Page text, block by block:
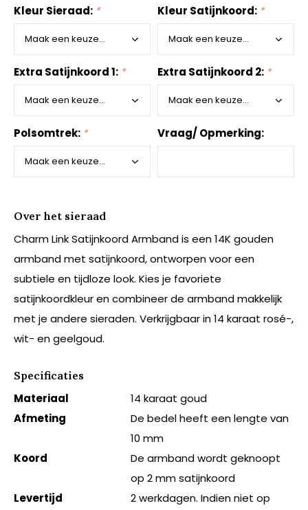
Kleur Sieraad: * Kleur Satijnkoord: *
Extra Satijnkoord 1: * Extra Satijnkoord 2: *
Polsomtrek: * Vraag/ Opmerking:
Over het sieraad
Charm Link Satijnkoord Armband is een 14K gouden
armband met satijnkoord, ontworpen voor een
subtiele en tijdloze look. Kies je favoriete
satijnkoordkleur en combineer de armband makkelijk
met je andere sieraden. Verkrijgbaar in 14 karaat rosé-,
wit- en geelgoud.
Specificaties
Materiaal
14 karaat goud
Afmeting
De bedel heeft een lengte van
10 mm
Koord
De armband wordt geknoopt
op 2 mm satijnkoord
Levertijd
2 werkdagen. Indien niet op